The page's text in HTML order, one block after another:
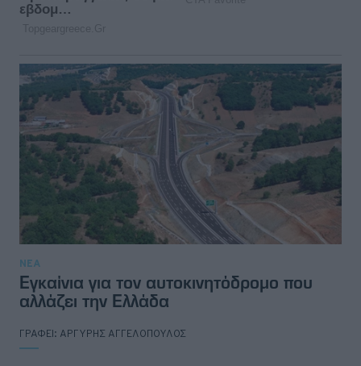
ΝΕΑ
Εγκαίνια για τον αυτοκινητόδρομο που
αλλάζει την Ελλάδα
ΓΡΑΦΕΙ: ΑΡΓΥΡΗΣ ΑΓΓΕΛΟΠΟΥΛΟΣ